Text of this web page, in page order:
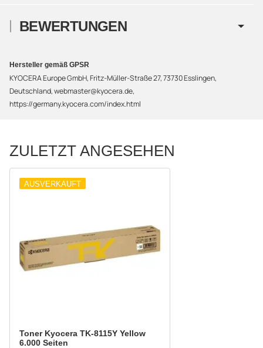
BEWERTUNGEN
Hersteller gemäß GPSR
KYOCERA Europe GmbH, Fritz-Müller-Straße 27, 73730 Esslingen,
Deutschland, webmaster@kyocera.de,
https://germany.kyocera.com/index.html
ZULETZT ANGESEHEN
AUSVERKAUFT
Toner Kyocera TK-8115Y Yellow
6.000 Seiten